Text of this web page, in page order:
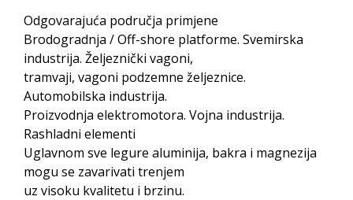
Odgovarajuća područja primjene
Brodogradnja / Off-shore platforme. Svemirska
industrija. Željeznički vagoni,
tramvaji, vagoni podzemne željeznice.
Automobilska industrija.
Proizvodnja elektromotora. Vojna industrija.
Rashladni elementi
Uglavnom sve legure aluminija, bakra i magnezija
mogu se zavarivati trenjem
uz visoku kvalitetu i brzinu.